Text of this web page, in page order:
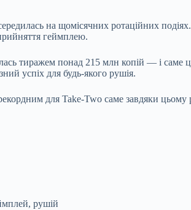
на щомісячних ротаційних
геймплею.
тиражем понад 215 млн копій — і саме
успіх для будь-якого рушія.
для Take-Two саме завдяки цьому
рушій